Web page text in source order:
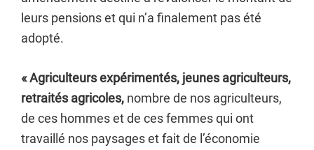
leurs pensions et qui n’a finalement pas été
adopté.
« Agriculteurs expérimentés, jeunes agriculteurs,
retraités agricoles, nombre de nos agriculteurs,
de ces hommes et de ces femmes qui ont
travaillé nos paysages et fait de l’économie